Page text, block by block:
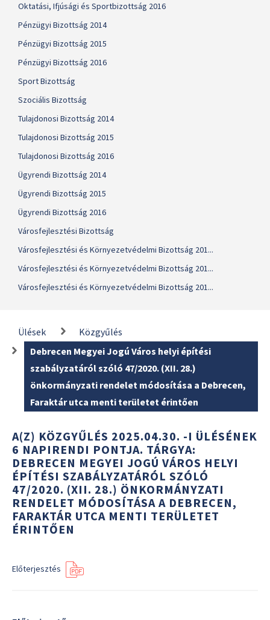
Oktatási, Ifjúsági és Sportbizottság 2016
Pénzügyi Bizottság 2014
Pénzügyi Bizottság 2015
Pénzügyi Bizottság 2016
Sport Bizottság
Szociális Bizottság
Tulajdonosi Bizottság 2014
Tulajdonosi Bizottság 2015
Tulajdonosi Bizottság 2016
Ügyrendi Bizottság 2014
Ügyrendi Bizottság 2015
Ügyrendi Bizottság 2016
Városfejlesztési Bizottság
Városfejlesztési és Környezetvédelmi Bizottság 201...
Városfejlesztési és Környezetvédelmi Bizottság 201...
Városfejlesztési és Környezetvédelmi Bizottság 201...
Ülések
Közgyűlés
Debrecen Megyei Jogú Város helyi építési
szabályzatáról szóló 47/2020. (XII. 28.)
önkormányzati rendelet módosítása a Debrecen,
Faraktár utca menti területet érintően
A(Z) KÖZGYŰLÉS 2025.04.30. -I ÜLÉSÉNEK
6 NAPIRENDI PONTJA. TÁRGYA:
DEBRECEN MEGYEI JOGÚ VÁROS HELYI
ÉPÍTÉSI SZABÁLYZATÁRÓL SZÓLÓ
47/2020. (XII. 28.) ÖNKORMÁNYZATI
RENDELET MÓDOSÍTÁSA A DEBRECEN,
FARAKTÁR UTCA MENTI TERÜLETET
ÉRINTŐEN
Előterjesztés